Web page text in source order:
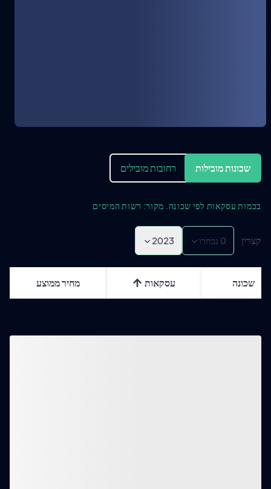
שכונות מובילות רחובות מובילים
בכמות עסקאות לפי שכונה. מקור: רשות המיסים
2023 0 נבחרו קצרין
שכונה עסקאות מחיר ממוצע